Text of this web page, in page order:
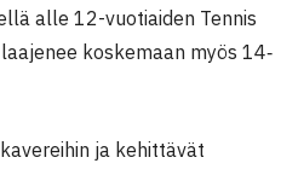
alle 12-vuotiaiden Tennis
koskemaan myös 14‑
ja kehittävät